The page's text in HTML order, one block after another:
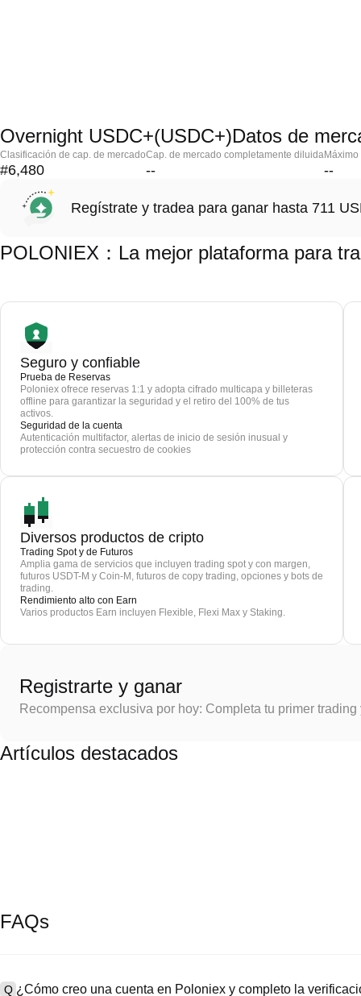
Overnight USDC+(USDC+)Datos de
Clasificación de cap. de mercado
#6,480
Cap. de mercado completamente diluida
-- --
Regístrate y tradea para ganar hasta 711
POLONIEX：La mejor plataforma para
Seguro y confiable
Prueba de Reservas
Poloniex ofrece reservas 1:1 y adopta cifrado multicapa y billeteras
offline para garantizar la seguridad y el retiro del 100% de tus
activos.
Seguridad de la cuenta
Autenticación multifactor, alertas de inicio de sesión inusual y
protección contra secuestro de cookies
Diversos productos de cripto
Trading Spot y de Futuros
Amplia gama de servicios que incluyen trading spot y con margen,
futuros USDT-M y Coin-M, futuros de copy trading, opciones y bots de
trading.
Rendimiento alto con Earn
Varios productos Earn incluyen Flexible, Flexi Max y Staking.
Registrarte y ganar
Recompensa exclusiva por hoy: Completa tu primer
Artículos destacados
FAQs
Q ¿Cómo creo una cuenta en Poloniex y completo la